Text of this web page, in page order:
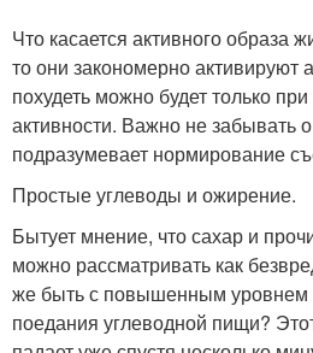
Что касается активного образа
то они закономерно активируют
похудеть можно будет только
активности. Важно не забывать
подразумевает нормирование
Простые углеводы и ожирение.
Бытует мнение, что сахар и
можно рассматривать как
же быть с повышенным уровнем
поедания углеводной пищи?